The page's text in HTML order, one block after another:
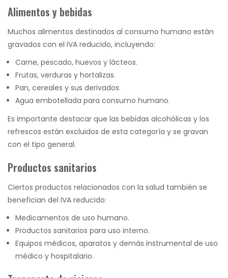
Alimentos y bebidas
Muchos alimentos destinados al consumo humano están
gravados con el IVA reducido, incluyendo:
Carne, pescado, huevos y lácteos.
Frutas, verduras y hortalizas.
Pan, cereales y sus derivados.
Agua embotellada para consumo humano.
Es importante destacar que las bebidas alcohólicas y los
refrescos están excluidos de esta categoría y se gravan
con el tipo general.
Productos sanitarios
Ciertos productos relacionados con la salud también se
benefician del IVA reducido:
Medicamentos de uso humano.
Productos sanitarios para uso interno.
Equipos médicos, aparatos y demás instrumental de uso
médico y hospitalario.